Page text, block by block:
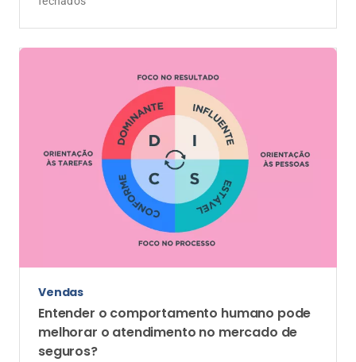
Vendas
Entender o comportamento humano pode
melhorar o atendimento no mercado de
seguros?